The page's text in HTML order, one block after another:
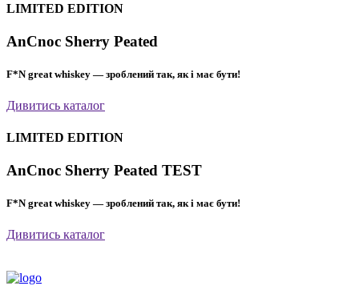
LIMITED EDITION
AnCnoc Sherry Peated
F*N great whiskey — зроблений так, як і має бути!
Дивитись каталог
LIMITED EDITION
AnCnoc Sherry Peated TEST
F*N great whiskey — зроблений так, як і має бути!
Дивитись каталог